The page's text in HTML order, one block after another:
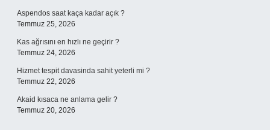
Aspendos saat kaça kadar açık ?
Temmuz 25, 2026
Kas ağrısını en hızlı ne geçirir ?
Temmuz 24, 2026
Hizmet tespit davasinda sahit yeterli mi ?
Temmuz 22, 2026
Akaid kısaca ne anlama gelir ?
Temmuz 20, 2026